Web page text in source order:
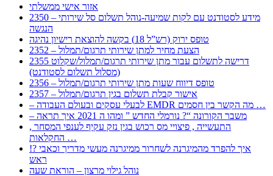
אזור אישי ממשלתי
2350 – מידע לסטודנט עם לקות שמיעה-נוהל תשלום סל שירותי
הנגשה
טופס ירוק (רש”ל 18) בקשה להוצאת רישיון נהיגה
2352 – הצעת מחיר למתן שירותי תרגום/תמלול
2355 דרישה לתשלום עבור מתן שירותי תרגום/תמלול/שקלוט
(מסלול תשלום לסטודנט)
2356 – טופס דיווח שעות מתן שירותי תרגום/תמלול
2357 – אישור קבלת תשלום בגין תרגום/תמלול
– לבעלי עסקים ובעולם העבודה EMDR מה הקשר בין חסמים …
– משבר הקורונה “? נורמלי החדש ” ומהו ה 2021 איך תראה
, התעשייה , פיצויי מס רכוש בגין נזק עקיף לענפי המסחר
החקלאות …
!? איך להפרד מהמיגרנה לשחרור ממיגרנה מעשי מדריך וכאבי
ראש
נוהל גילוי מרצון – הוראת שעה